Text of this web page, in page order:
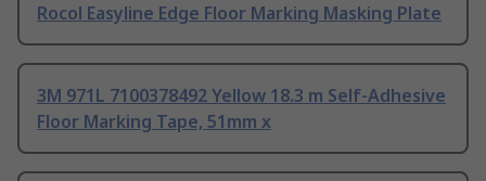
Rocol Easyline Edge Floor Marking Masking Plate
3M 971L 7100378492 Yellow 18.3 m Self-Adhesive
Floor Marking Tape, 51mm x